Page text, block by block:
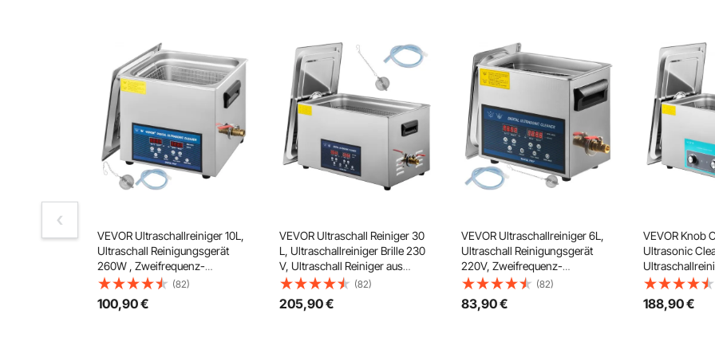
VEVOR Ultraschallreiniger 10L,
Ultraschall Reinigungsgerät
260W , Zweifrequenz-
Ultraschallreiniger,
Schmuckreiniger Ultraschall
Ultraschallreiniger
(82)
100,90€
VEVOR Ultraschall Reiniger 30
L, Ultraschallreiniger Brille 230
V, Ultraschall Reiniger aus
Edelstahl, Ultraschallgerät mit
2 Einstellbarer
Reinigungsleistung 300 W,
(82)
205,90€
VEVOR Ultraschallreiniger 6L,
Ultraschall Reinigungsgerät
220V, Zweifrequenz-
Ultraschallreiniger Edelstahl,
Digitaler Ultraschallreiniger,
Ultraschallreinigungsgerät mit
(82)
83,90€
VEVOR Knob
Ultrasonic
Ultraschall
kHz 600 W,
188,90€